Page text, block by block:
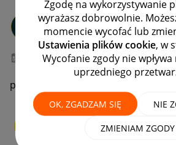
Zgodę na wykorzystywanie
wyrażasz dobrowolnie.
momencie wycofać lub
Ustawienia plików cookie, w
Wycofanie zgody nie
uprzedniego
OK, ZGADZAM SIĘ NIE
ZMIENIAM ZGODY
kojot6v
#7 Wielbiciel
‎12-01-2022 15:58
prosze dodac do listy ukryte zakupy